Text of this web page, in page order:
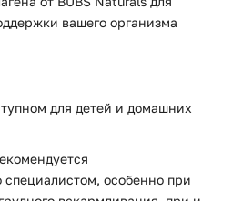
вашего организма
для детей и домашних
специалистом, особенно при